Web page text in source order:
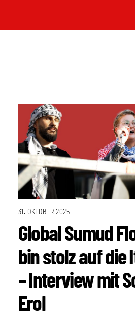
31. OKTOBER 2025
Global Sumud
bin stolz auf die
– Interview mit
Erol